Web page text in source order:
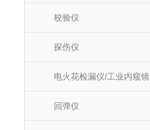
校验仪
探伤仪
电火花检漏仪/工业内窥镜
回弹仪